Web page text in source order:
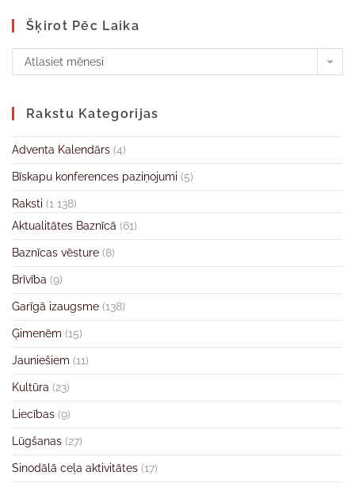
Šķirot Pēc Laika
Atlasiet mēnesi
Rakstu Kategorijas
Adventa Kalendārs (4)
Bīskapu konferences paziņojumi (5)
Raksti (1 138)
Aktualitātes Baznīcā (61)
Baznīcas vēsture (8)
Brīvība (9)
Garīgā izaugsme (138)
Ģimenēm (15)
Jauniešiem (11)
Kultūra (23)
Liecības (9)
Lūgšanas (27)
Sinodālā ceļa aktivitātes (17)